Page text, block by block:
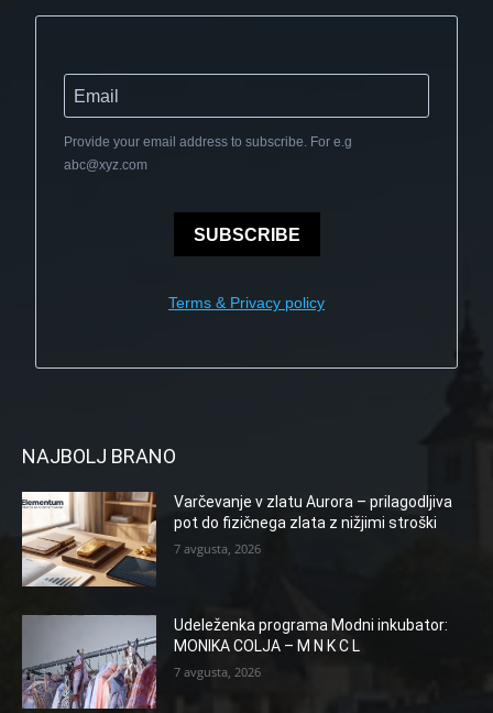
Provide your email address to subscribe. For e.g
abc@xyz.com
SUBSCRIBE
Terms & Privacy policy
NAJBOLJ BRANO
Varčevanje v zlatu Aurora – prilagodljiva
pot do fizičnega zlata z nižjimi stroški
7 avgusta, 2026
Udeleženka programa Modni inkubator:
MONIKA COLJA – M N K C L
7 avgusta, 2026